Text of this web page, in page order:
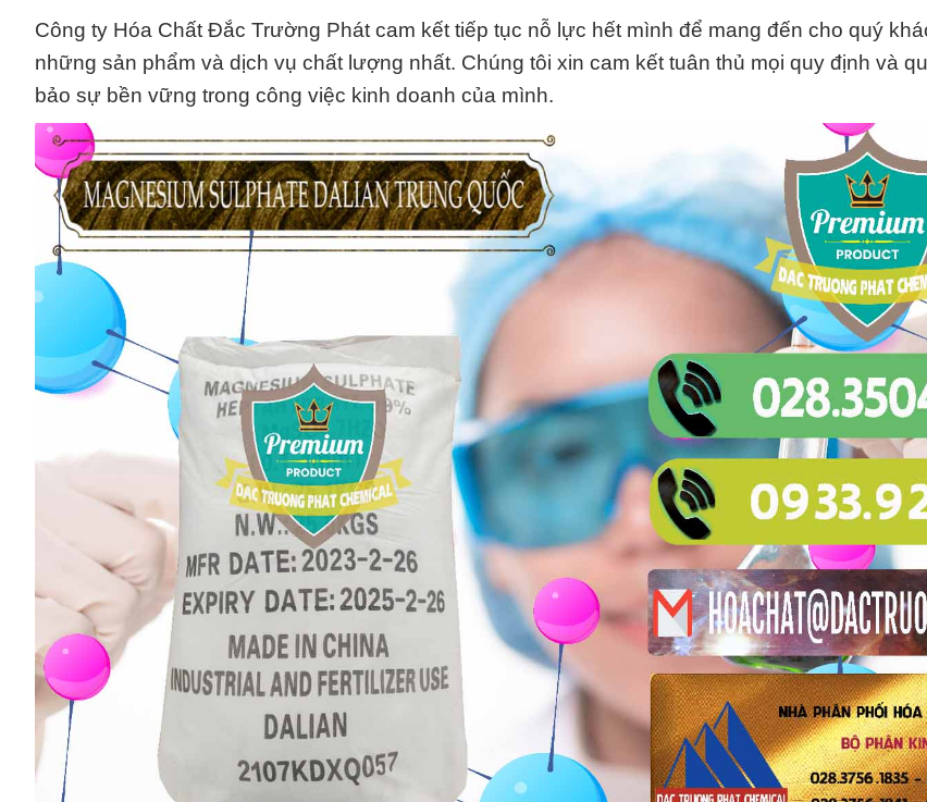
Công ty Hóa Chất Đắc Trường Phát cam kết tiếp tục nỗ lực hết mình để mang đến cho quý
những sản phẩm và dịch vụ chất lượng nhất. Chúng tôi xin cam kết tuân thủ mọi quy định và
bảo sự bền vững trong công việc kinh doanh của mình.